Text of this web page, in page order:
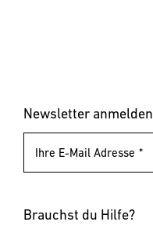
Blindnietmuttern
Newsletter anmelden
Ihre E-Mail Adresse
Brauchst du Hilfe?